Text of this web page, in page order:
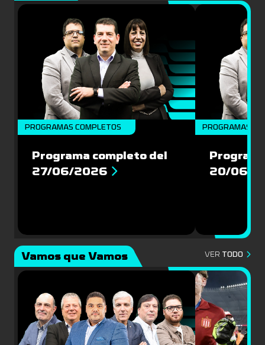
PROGRAMAS COMPLETOS
Programa completo del
27/06/2026
PROGRAMAS
20/06/
Vamos que Vamos VER TODO